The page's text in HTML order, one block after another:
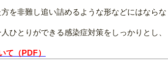
を非難し追い詰めるような形などにはならな
ひとりができる感染症対策をしっかりとし、
て（PDF）